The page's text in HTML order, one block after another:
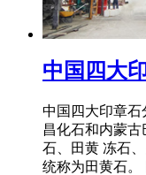
中国四大
中国四大印章石
昌化石和内蒙
石、田黄 冻石
统称为田黄石。